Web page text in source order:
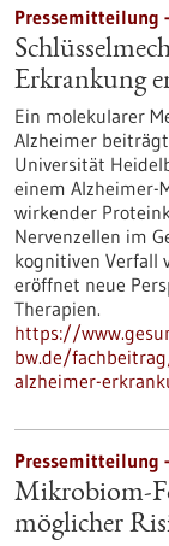
Pressemitteilung
Erkrankung
Ein molekularer
Alzheimer
Universität
einem Alzheimer-
wirkender
Nervenzellen im
kognitiven Verfall
eröffnet neue
Therapien.
https://
bw.de/
alzheimer-
Pressemitteilung
Mikrobiom-
möglicher